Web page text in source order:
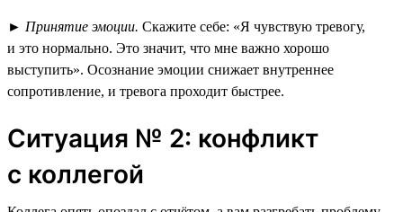
► Принятие эмоции. Скажите себе: «Я чувствую тревогу,
и это нормально. Это значит, что мне важно хорошо
выступить». Осознание эмоции снижает внутреннее
сопротивление, и тревога проходит быстрее.
Ситуация № 2: конфликт
с коллегой